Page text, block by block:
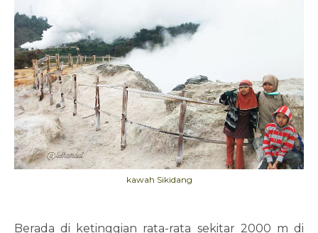
kawah Sikidang
Berada di ketinggian rata-rata sekitar 2000 m di